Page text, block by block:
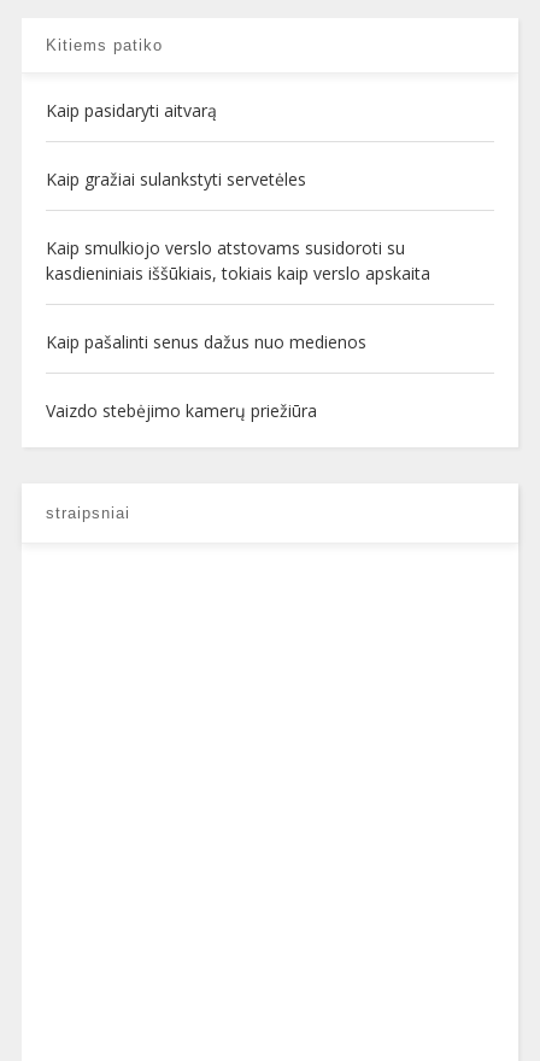
Kitiems patiko
Kaip pasidaryti aitvarą
Kaip gražiai sulankstyti servetėles
Kaip smulkiojo verslo atstovams susidoroti su
kasdieniniais iššūkiais, tokiais kaip verslo apskaita
Kaip pašalinti senus dažus nuo medienos
Vaizdo stebėjimo kamerų priežiūra
straipsniai